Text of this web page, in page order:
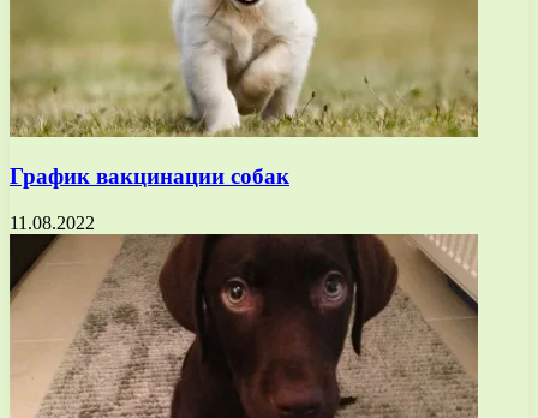
График вакцинации собак
11.08.2022